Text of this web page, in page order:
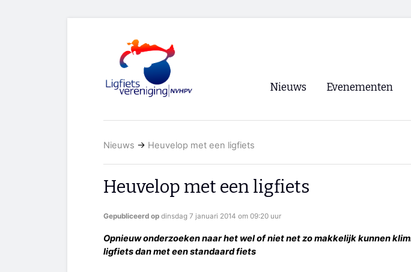
Nieuws
RSS
Evenementen
WK Ligfietsen 2026
Nieuws → Heuvelop met een ligfiets
Heuvelop met een ligfiets
Gepubliceerd op dinsdag 7 januari 2014 om 09:20 uur
Opnieuw onderzoeken naar het wel of niet net zo makkelijk kunnen
ligfiets dan met een standaard fiets